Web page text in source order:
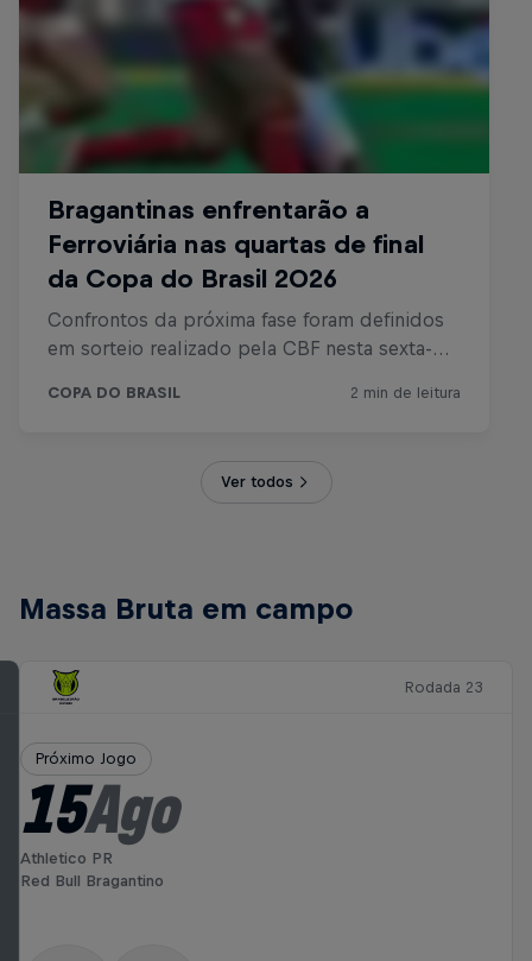
Ver todos
Massa Bruta em campo
Rodada 23
Próximo Jogo
15Ago
Athletico PR
Red Bull Bragantino